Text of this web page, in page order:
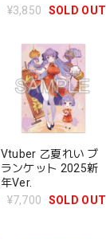
¥3,850
SOLD OUT
Vtuber 乙夏れい ブ
ランケット 2025新
年Ver.
¥7,700
SOLD OUT